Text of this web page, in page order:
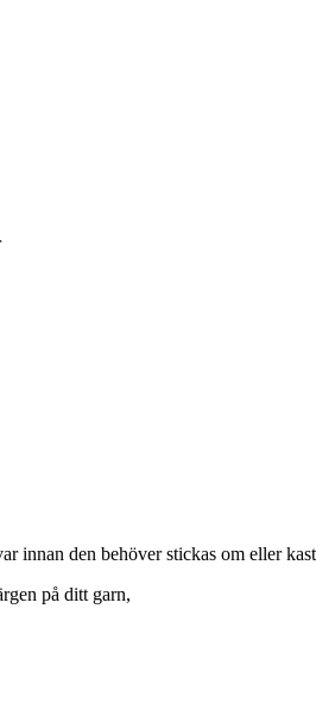
innan den behöver stickas om eller
på ditt garn,